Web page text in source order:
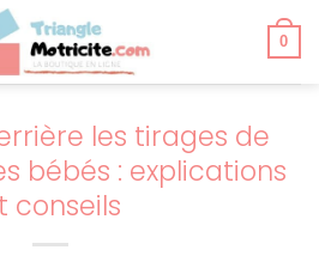
0
les tirages de
bébés : explications
conseils